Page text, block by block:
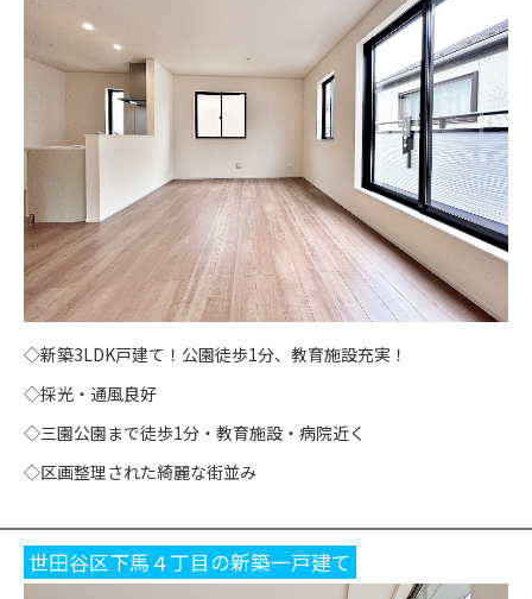
◇新築3LDK戸建て！公園徒歩1分、教育施設充実！
◇採光・通風良好
◇三園公園まで徒歩1分・教育施設・病院近く
◇区画整理された綺麗な街並み
世田谷区下馬４丁目の新築一戸建て